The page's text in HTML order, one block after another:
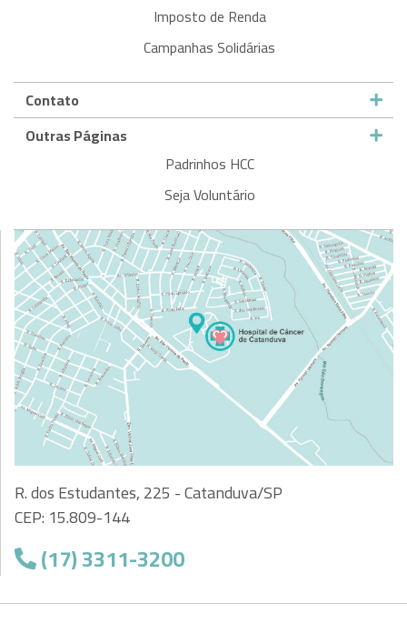
Imposto de Renda
Campanhas Solidárias
Contato
Outras Páginas
Padrinhos HCC
Seja Voluntário
R. dos Estudantes, 225 - Catanduva/SP
CEP: 15.809-144
(17) 3311-3200